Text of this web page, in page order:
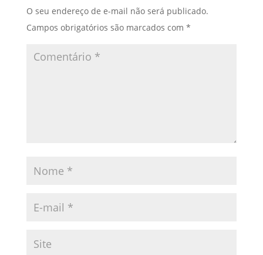
O seu endereço de e-mail não será publicado.
Campos obrigatórios são marcados com *